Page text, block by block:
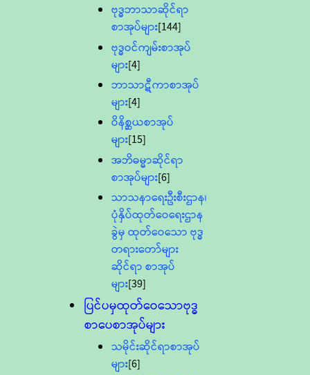
ဗုဒ္ဓဘာသာဆိုင်ရာ
စာအုပ်များ[144]
ဗုဒ္ဓဝင်ကျမ်းစာအုပ်
များ[4]
ဘာသာဋီကာစာအုပ်
များ[4]
ဝိနိစ္ဆယစာအုပ်
များ[15]
အဘိဓမ္မာဆိုင်ရာ
စာအုပ်များ[6]
သာသနာရေးဦးစီးဌာန၊
ပုံနှိပ်ထုတ်ဝေရေးဌာန
ခွဲမှ ထုတ်ဝေသော ဗုဒ္ဓ
တရားတော်များ
ဆိုင်ရာ စာအုပ်
များ[39]
ပြင်ပမှထုတ်ဝေသောဗုဒ္ဓ
စာပေစာအုပ်များ
သမိုင်းဆိုင်ရာစာအုပ်
များ[6]